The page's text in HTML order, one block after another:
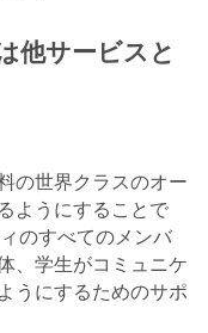
他サービスと
の世界クラスのオー
ようにすることで
のすべてのメンバ
、学生がコミュニケ
うにするためのサポ